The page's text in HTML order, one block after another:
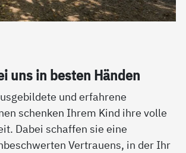
uns in bes­ten Hän­den
und erfahrene
schenken Ihrem Kind ihre volle
Dabei schaffen sie eine
Vertrauens, in der Ihr